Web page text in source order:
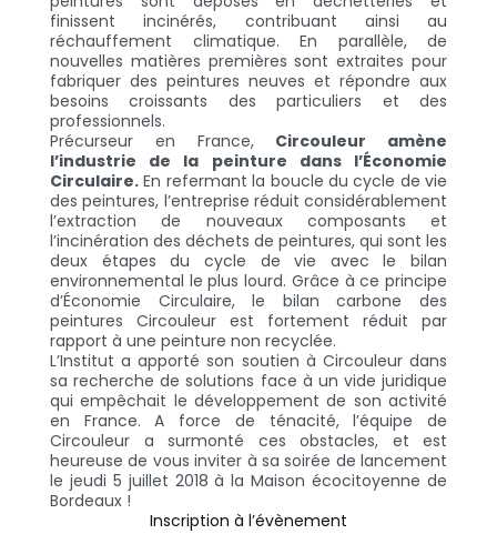
finissent incinérés, contribuant ainsi au
réchauffement climatique. En parallèle, de
nouvelles matières premières sont extraites pour
fabriquer des peintures neuves et répondre aux
besoins croissants des particuliers et des
professionnels.
Précurseur en France, Circouleur amène
l’industrie de la peinture dans l’Économie
Circulaire. En refermant la boucle du cycle de vie
des peintures, l’entreprise réduit considérablement
l’extraction de nouveaux composants et
l’incinération des déchets de peintures, qui sont les
deux étapes du cycle de vie avec le bilan
environnemental le plus lourd. Grâce à ce principe
d’Économie Circulaire, le bilan carbone des
peintures Circouleur est fortement réduit par
rapport à une peinture non recyclée.
L’Institut a apporté son soutien à Circouleur dans
sa recherche de solutions face à un vide juridique
qui empêchait le développement de son activité
en France. A force de ténacité, l’équipe de
Circouleur a surmonté ces obstacles, et est
heureuse de vous inviter à sa soirée de lancement
le jeudi 5 juillet 2018 à la Maison écocitoyenne de
Bordeaux !
Inscription à l’évènement